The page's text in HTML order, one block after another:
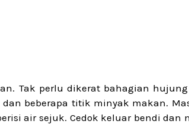
Tak perlu dikerat bahagian
beberapa titik minyak makan.
air sejuk. Cedok keluar bendi dan